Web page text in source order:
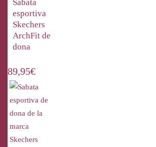
Sabata
esportiva
Skechers
ArchFit de
dona
89,95€